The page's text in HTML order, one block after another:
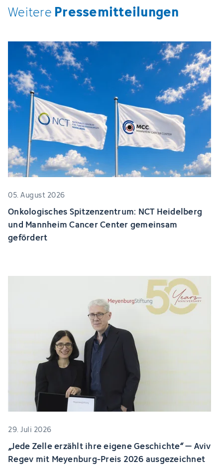
Weitere Pressemitteilungen
05. August 2026
Onkologisches Spitzenzentrum: NCT Heidelberg
und Mannheim Cancer Center gemeinsam
gefördert
29. Juli 2026
„Jede Zelle erzählt ihre eigene Geschichte“ – Aviv
Regev mit Meyenburg-Preis 2026 ausgezeichnet